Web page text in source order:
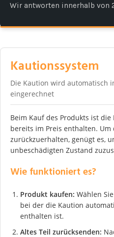
Wir antworten innerhalb von
Kautionssystem
Die Kaution wird automatisch
eingerechnet
Beim Kauf des Produkts ist
bereits im Preis enthalten. Um
zurückzuerhalten, genügt es,
unbeschädigten Zustand
Wie funktioniert es?
Produkt kaufen: Wählen
bei der die Kaution
enthalten ist.
Altes Teil zurücksenden: